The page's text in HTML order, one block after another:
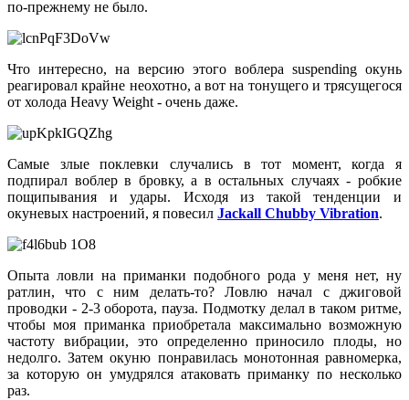
по-прежнему не было.
Что интересно, на версию этого воблера suspending окунь
реагировал крайне неохотно, а вот на тонущего и трясущегося
от холода Heavy Weight - очень даже.
Самые злые поклевки случались в тот момент, когда я
подпирал воблер в бровку, а в остальных случаях - робкие
пощипывания и удары. Исходя из такой тенденции и
окуневых настроений, я повесил Jackall Chubby Vibration.
Опыта ловли на приманки подобного рода у меня нет, ну
ратлин, что с ним делать-то? Ловлю начал с джиговой
проводки - 2-3 оборота, пауза. Подмотку делал в таком ритме,
чтобы моя приманка приобретала максимально возможную
частоту вибрации, это определенно приносило плоды, но
недолго. Затем окуню понравилась монотонная равномерка,
за которую он умудрялся атаковать приманку по несколько
раз.